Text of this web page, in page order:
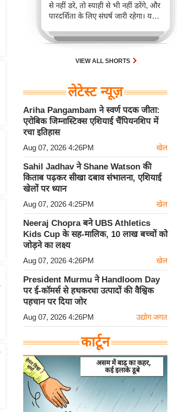
से नहीं डरे, तो स्याही से भी नहीं डरेंगे, और
पारदर्शिता के लिए संघर्ष जारी रहेगा। यह
सीजीएल परीक्षा में कथित पेपर लीक व
जिसके आरोपी ने बोरा को उमर खालिद
VIEW ALL SHORTS
लेटेस्ट न्यूज़
Ariha Pangambam ने स्वर्ण पदक जीता:
एरोबिक जिम्नास्टिक्स एशियाई चैंपियनशिप में
रचा इतिहास
Aug 07, 2026 4:26PM खेल
Sahil Jadhav ने Shane Watson की
किताब पढ़कर सीखा दबाव संभालना, एशियाई
खेलों पर ध्यान
Aug 07, 2026 4:25PM खेल
Neeraj Chopra बने UBS Athletics
Kids Cup के सह-मालिक, 10 लाख बच्चों को
जोड़ने का लक्ष्य
Aug 07, 2026 4:26PM खेल
President Murmu ने Handloom Day
पर ई-कॉमर्स से हथकरघा उत्पादों की वैश्विक
पहचान पर दिया जोर
Aug 07, 2026 4:26PM उद्योग जगत
कार्टून